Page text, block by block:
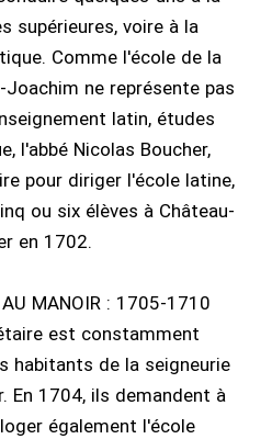
supérieures, voire à la
Comme l'école de la
Joachim ne représente pas
latin, études
l'abbé Nicolas Boucher,
pour diriger l'école latine,
ou six élèves à Château-
en 1702.
AU MANOIR : 1705-1710
est constamment
habitants de la seigneurie
En 1704, ils demandent à
également l'école